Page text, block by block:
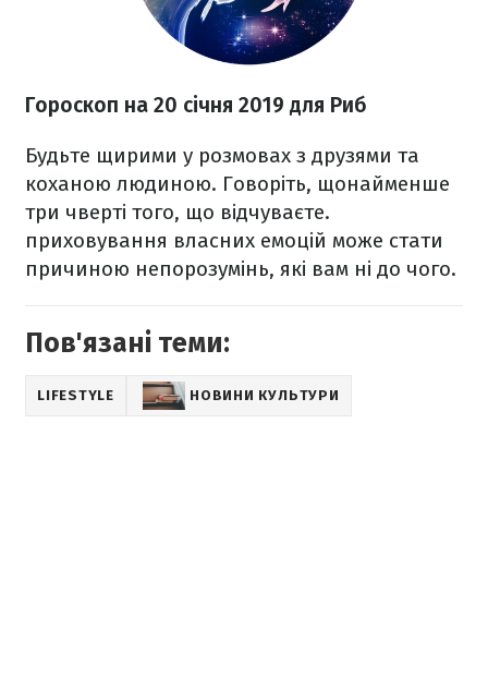
Гороскоп на 20 січня 2019 для Риб
Будьте щирими у розмовах з друзями та
коханою людиною. Говоріть, щонайменше
три чверті того, що відчуваєте.
приховування власних емоцій може стати
причиною непорозумінь, які вам ні до чого.
Пов'язані теми:
LIFESTYLE НОВИНИ КУЛЬТУРИ